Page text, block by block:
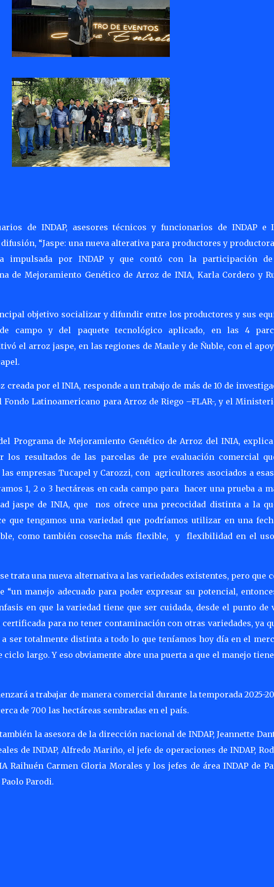
de INDAP, asesores técnicos y funcionarios de INDAP e
“Jaspe: una nueva alterativa para productores y
impulsada por INDAP y que contó con la participación
de Mejoramiento Genético de Arroz de INIA, Karla Cordero y
objetivo socializar y difundir entre los productores y sus
campo y del paquete tecnológico aplicado, en las 4
el arroz jaspe, en las regiones de Maule y de Ñuble, con el
creada por el INIA, responde a un trabajo de más de 10 de
Fondo Latinoamericano para Arroz de Riego –FLAR-, y el
Programa de Mejoramiento Genético de Arroz del INIA, explica
los resultados de las parcelas de pre evaluación comercial
empresas Tucapel y Carozzi, con agricultores asociados a
1, 2 o 3 hectáreas en cada campo para hacer una prueba a
jaspe de INIA, que
nos ofrece una precocidad distinta a la
que tengamos una variedad que podríamos utilizar en una
como también cosecha más flexible, y
flexibilidad en el
trata una nueva alternativa a las variedades existentes, pero que
“un manejo adecuado para poder expresar su potencial,
en que la variedad tiene que ser cuidada, desde el punto de
para no tener contaminación con otras variedades, ya
ser totalmente distinta a todo lo que teníamos hoy día en el
ciclo largo. Y eso obviamente abre una puerta a que el manejo
a trabajar de manera comercial durante la temporada 2025-
de 700 las hectáreas sembradas en el país.
la asesora de la dirección nacional de INDAP, Jeannette
de INDAP, Alfredo Mariño, el jefe de operaciones de INDAP,
Raihuén Carmen Gloria Morales y los jefes de área INDAP de
Parodi.